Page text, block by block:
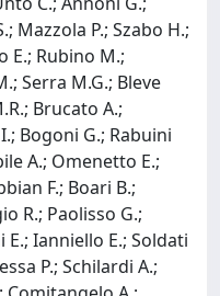
Mazzola P.; Szabo H.;
E.; Rubino M.;
Serra M.G.; Bleve
Brucato A.;
Bogoni G.; Rabuini
A.; Omenetto E.;
F.; Boari B.;
R.; Paolisso G.;
E.; Ianniello E.; Soldati
P.; Schilardi A.;